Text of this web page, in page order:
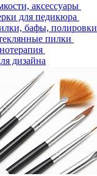
аксессуары
для педикюра
бафы, полировки
пилки
дизайна